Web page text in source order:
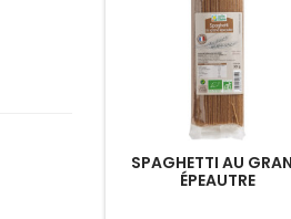
SPAGHETTI AU
ÉPEAUTRE